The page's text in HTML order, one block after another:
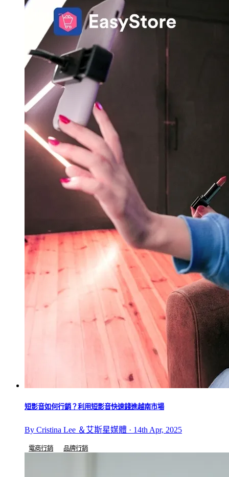
短影音如何行銷？利用短影音快速錢進越南市場
By Cristina Lee ＆艾斯星媒體 · 14th Apr, 2025
電商行銷 品牌行銷